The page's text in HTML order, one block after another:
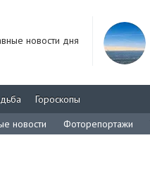
новости дня
Гороскопы
новости Фоторепортажи